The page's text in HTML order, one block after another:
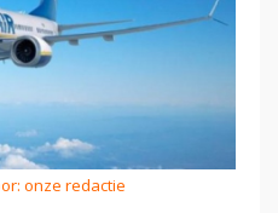
onze redactie